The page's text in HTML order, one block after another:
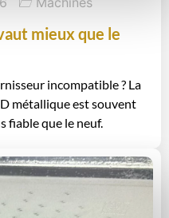
mieux que le
incompatible ? La
métallique est souvent
fiable que le neuf.